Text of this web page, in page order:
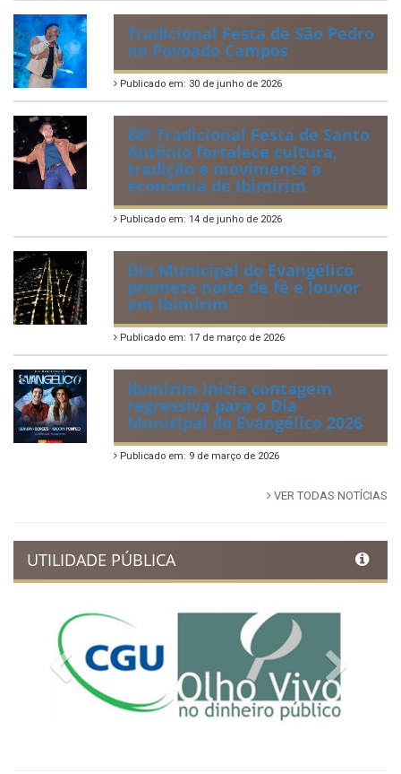
Tradicional Festa de São Pedro
no Povoado Campos
Publicado em: 30 de junho de 2026
88ª Tradicional Festa de Santo
Antônio fortalece cultura,
tradição e movimenta a
economia de Ibimirim
Publicado em: 14 de junho de 2026
Dia Municipal do Evangélico
promete noite de fé e louvor
em Ibimirim
Publicado em: 17 de março de 2026
Ibimirim inicia contagem
regressiva para o Dia
Municipal do Evangélico 2026
Publicado em: 9 de março de 2026
VER TODAS NOTÍCIAS
UTILIDADE PÚBLICA
Previous